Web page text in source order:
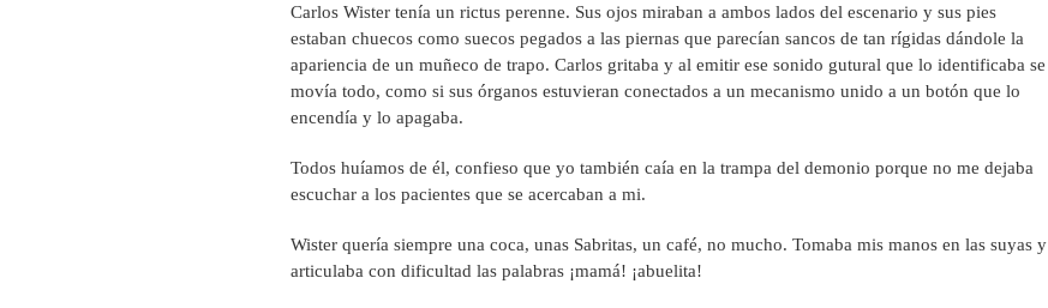
Carlos Wister tenía un rictus perenne. Sus ojos miraban a ambos lados del escenario y sus pies
estaban chuecos como suecos pegados a las piernas que parecían sancos de tan rígidas dándole la
apariencia de un muñeco de trapo. Carlos gritaba y al emitir ese sonido gutural que lo identificaba se
movía todo, como si sus órganos estuvieran conectados a un mecanismo unido a un botón que lo
encendía y lo apagaba.
Todos huíamos de él, confieso que yo también caía en la trampa del demonio porque no me dejaba
escuchar a los pacientes que se acercaban a mi.
Wister quería siempre una coca, unas Sabritas, un café, no mucho. Tomaba mis manos en las suyas y
articulaba con dificultad las palabras ¡mamá! ¡abuelita!